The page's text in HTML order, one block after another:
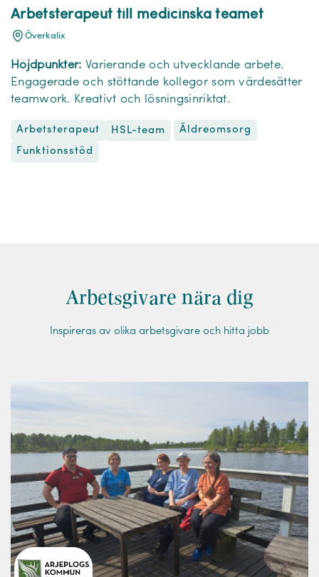
Arbetsterapeut till medicinska teamet
Överkalix
Höjdpunkter: Varierande och utvecklande arbete.
Engagerade och stöttande kollegor som värdesätter
teamwork. Kreativt och lösningsinriktat.
Arbetsterapeut HSL-team
Äldreomsorg
Funktionsstöd
Arbetsgivare nära dig
Inspireras av olika arbetsgivare och hitta jobb